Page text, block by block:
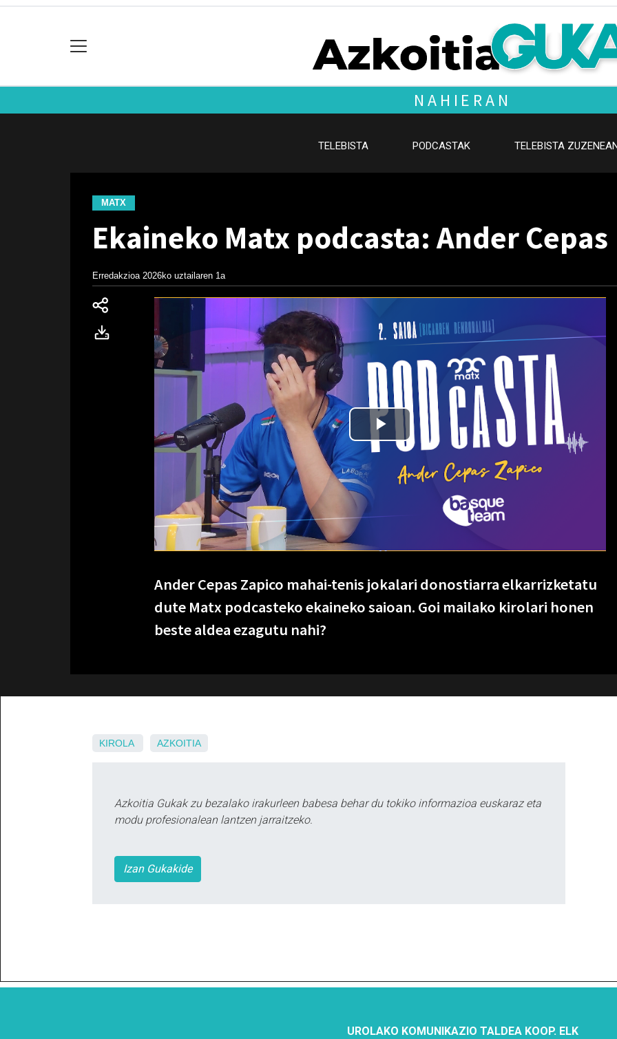
NAHIERAN
TELEBISTA PODCASTAK TELEBISTA
MATX
Ekaineko Matx podcasta: Ander Cepas
Erredakzioa 2026ko uztailaren 1a
Ander Cepas Zapico mahai-tenis jokalari donostiarra elkarrizketatu
dute Matx podcasteko ekaineko saioan. Goi mailako kirolari honen
beste aldea ezagutu nahi?
KIROLA AZKOITIA
Azkoitia Gukak zu bezalako irakurleen babesa behar du tokiko informazioa euskaraz eta
modu profesionalean lantzen jarraitzeko.
Izan Gukakide
UROLAKO KOMUNIKAZIO TALDEA KOOP. ELK